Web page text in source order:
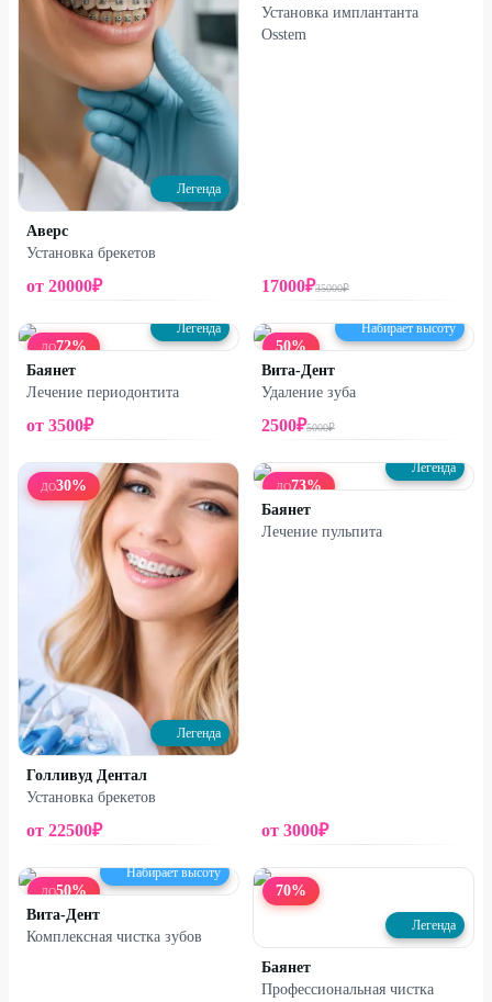
Легенда
Аверс
Установка брекетов
от 20000₽
Установка имплантанта
Osstem
17000₽35000₽
ДО72%
Легенда
Баянет
Лечение периодонтита
от 3500₽
50%
Набирает высоту
Вита-Дент
Удаление зуба
2500₽5000₽
ДО30%
Легенда
Голливуд Дентал
Установка брекетов
от 22500₽
ДО73%
Легенда
Баянет
Лечение пульпита
от 3000₽
ДО50%
Набирает высоту
Вита-Дент
Комплексная чистка зубов
70%
Легенда
Баянет
Профессиональная чистка